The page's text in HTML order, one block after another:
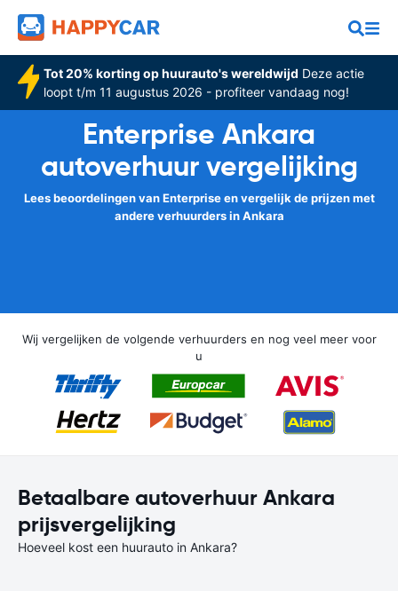
Tot 20% korting op huurauto's wereldwijd Deze actie
loopt t/m 11 augustus 2026 - profiteer vandaag nog!
Enterprise Ankara
autoverhuur vergelijking
Lees beoordelingen van Enterprise en vergelijk de prijzen met
andere verhuurders in Ankara
Wij vergelijken de volgende verhuurders en nog veel meer voor
u
Betaalbare autoverhuur Ankara
prijsvergelijking
Hoeveel kost een huurauto in Ankara?